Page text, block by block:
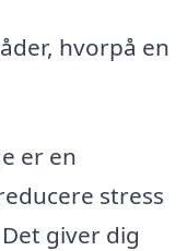
hvorpå en
er en
stress
giver dig